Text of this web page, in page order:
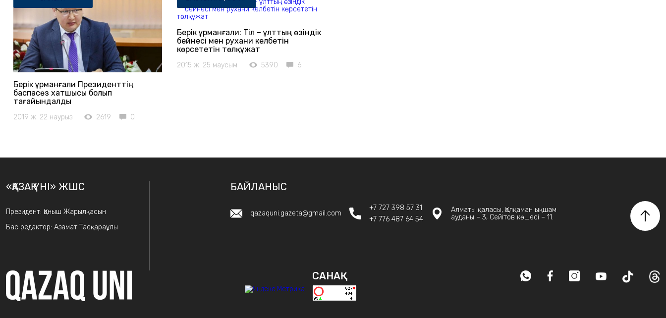
Берік Құрманғали Президенттің
баспасөз хатшысы болып
тағайындалды
2019 ж. 22 наурыз 2619 0
Берік Құрманғали: Тіл – ұлттың өзіндік
бейнесі мен рухани келбетін
көрсететін төлқұжат
2015 ж. 25 маусым 5390 6
«ҚАЗАҚ ҮНІ» ЖШС
Президент: Қаныш Жарылқасын
Бас редактор: Азамат Тасқараұлы
БАЙЛАНЫС
qazaquni.gazeta@gmail.com
+7 727 398 57 31
+7 776 487 64 54
Алматы қаласы, Қалқаман ықшам
ауданы – 3, Сейітов көшесі – 11.
САНАҚ